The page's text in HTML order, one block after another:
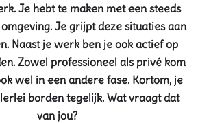
Je hebt te maken met een steeds
Je grijpt deze situaties aan
Naast je werk ben je ook actief op
Zowel professioneel als privé kom
wel in een andere fase. Kortom, je
borden tegelijk. Wat vraagt dat
van jou?